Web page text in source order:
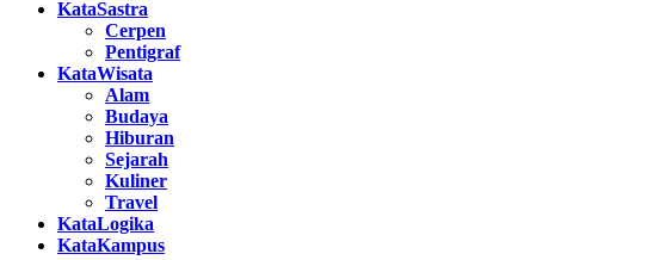
KataSastra
Cerpen
Pentigraf
KataWisata
Alam
Budaya
Hiburan
Sejarah
Kuliner
Travel
KataLogika
KataKampus